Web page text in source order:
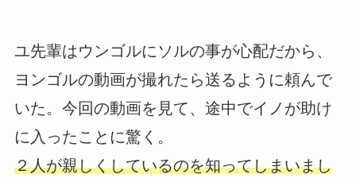
ユ先輩はウンゴルにソルの事が心配だから、
ヨンゴルの動画が撮れたら送るように頼んで
いた。今回の動画を見て、途中でイノが助け
に入ったことに驚く。
２人が親しくしているのを知ってしまいまし